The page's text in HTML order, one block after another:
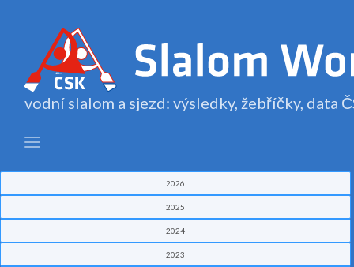
vodní slalom a sjezd: výsledky, žebříčky, data
2026
2025
2024
2023